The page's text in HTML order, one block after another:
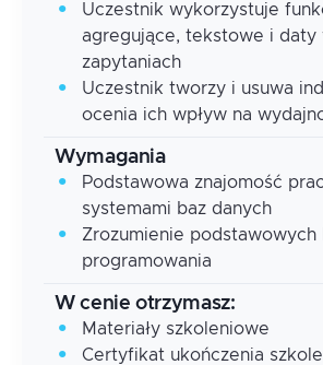
Uczestnik wykorzystuje
agregujące, tekstowe i daty
zapytaniach
Uczestnik tworzy i usuwa
ocenia ich wpływ na
Wymagania
Podstawowa znajomość
systemami baz danych
Zrozumienie podstawowych
programowania
W cenie otrzymasz:
Materiały szkoleniowe
Certyfikat ukończenia